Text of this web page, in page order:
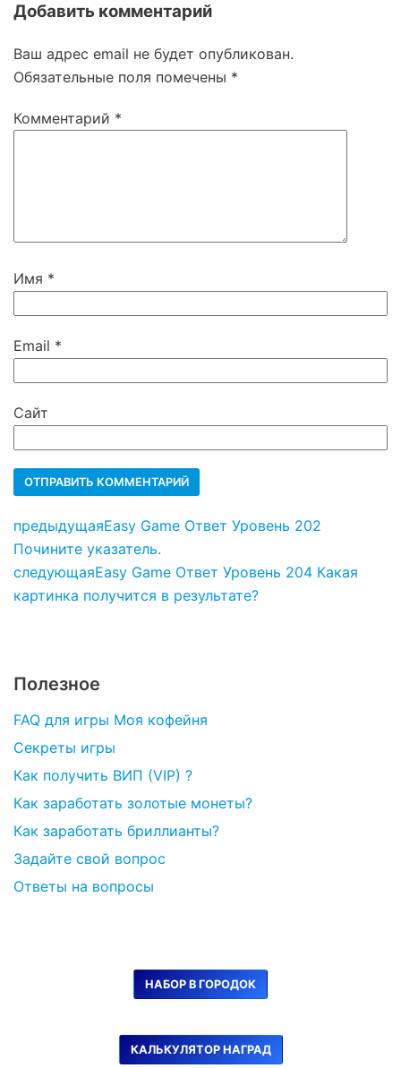
Добавить комментарий
Ваш адрес email не будет опубликован.
Обязательные поля помечены *
Комментарий *
Имя *
Email *
Сайт
предыдущаяEasy Game Ответ Уровень 202
Почините указатель.
следующаяEasy Game Ответ Уровень 204 Какая
картинка получится в результате?
Полезное
FAQ для игры Моя кофейня
Секреты игры
Как получить ВИП (VIP) ?
Как заработать золотые монеты?
Как заработать бриллианты?
Задайте свой вопрос
Ответы на вопросы
НАБОР В ГОРОДОК
КАЛЬКУЛЯТОР НАГРАД